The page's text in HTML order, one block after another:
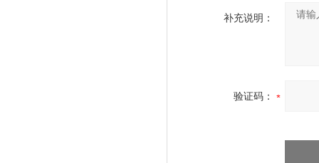
补充说明：
验证码：